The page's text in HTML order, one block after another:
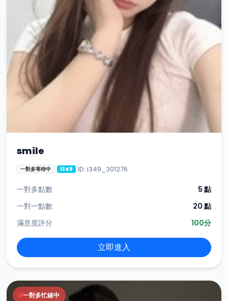
smile
一對多等待中 i349 ID: i349_301276
一對多點數
5 點
一對一點數
20 點
滿意度評分
100分
立即進入
一對多忙線中